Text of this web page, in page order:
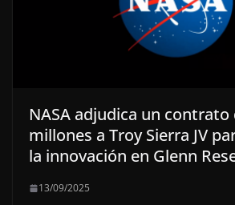
NASA adjudica un contrato
millones a Troy Sierra JV
la innovación en Glenn
13/09/2025